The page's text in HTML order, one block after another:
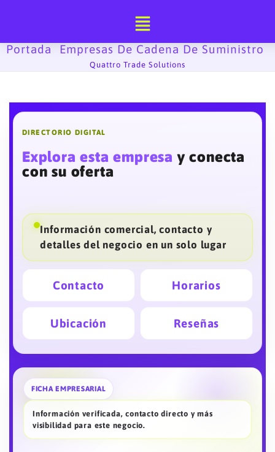
contenido
Portada Empresas De Cadena De Suministro
Quattro Trade Solutions
DIRECTORIO DIGITAL
Explora esta empresa y conecta
con su oferta
Información comercial, contacto y
detalles del negocio en un solo lugar
Contacto Horarios
Ubicación Reseñas
FICHA EMPRESARIAL
Información verificada, contacto directo y más
visibilidad para este negocio.